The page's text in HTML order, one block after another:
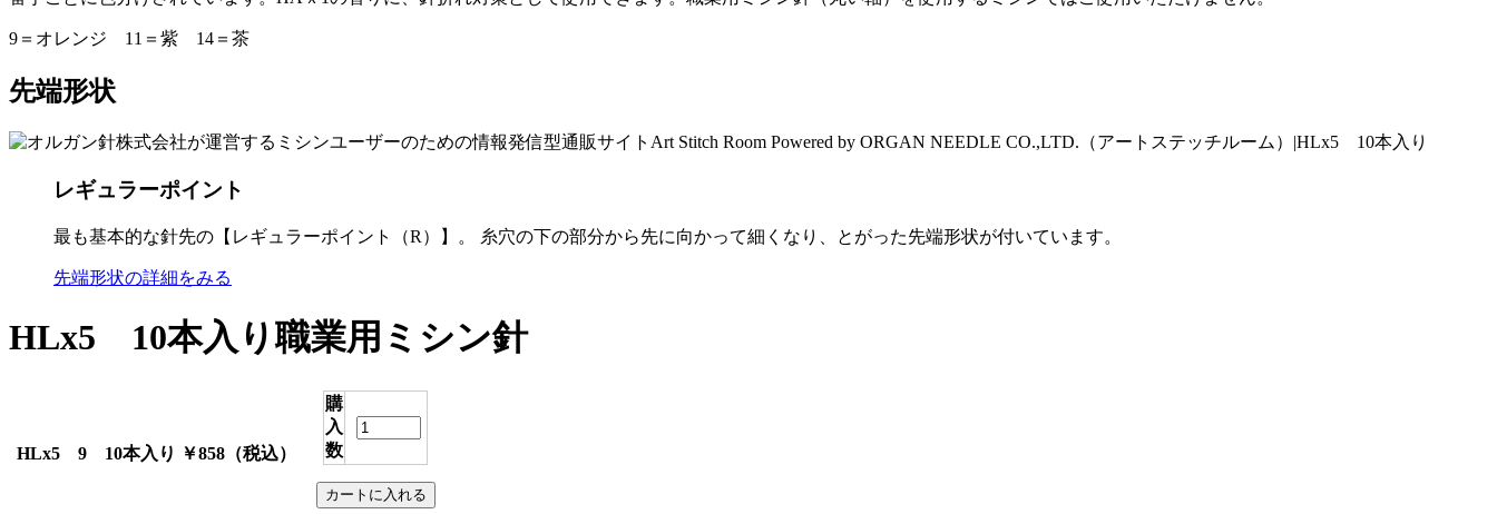
9＝オレンジ 11＝紫 14＝茶
先端形状
レギュラーポイント
最も基本的な針先の【レギュラーポイント（R）】。 糸穴の下の部分から先に向かって細くなり、とがった先端形状が付いています。
先端形状の詳細をみる
HLx5 10本入り職業用ミシン針
HLx5 9 10本入り ￥858 （税込）
購
入
数